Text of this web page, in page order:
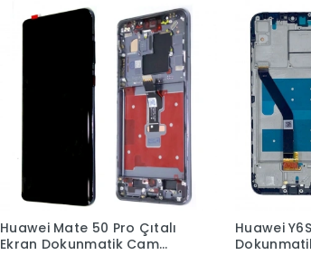
Huawei Y6S Çıtalı Ekran
Dokunmatik Cam
Huawei
Ekran